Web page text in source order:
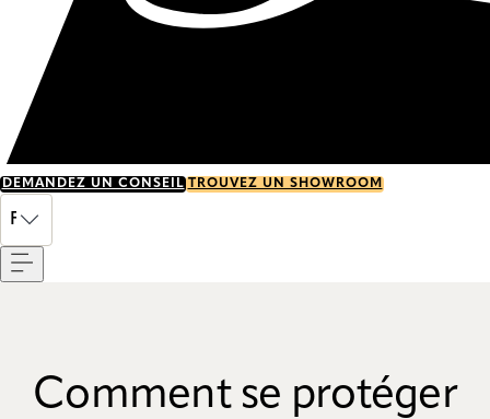
DEMANDEZ UN CONSEIL TROUVEZ UN SHOWROOM
FR
Comment se protéger